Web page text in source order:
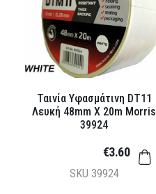
Ταινία Υφασμάτινη DT11
Λευκή 48mm X 20m Morris
39924
SKU 39924
€3.60